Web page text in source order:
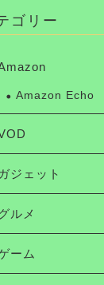
ゴリー
Amazon Echo
ガジェット
ルメ
ーム